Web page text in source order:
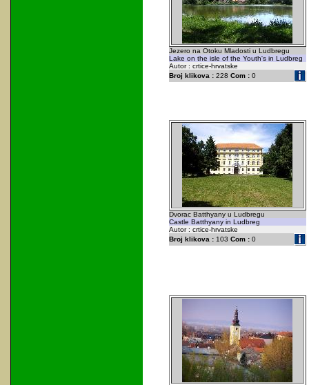
Jezero na Otoku Mladosti u Ludbregu
Lake on the isle of the Youth's in Ludbreg
Autor : crtice-hrvatske
Broj klikova :228 Com :0
Dvorac Batthyany u Ludbregu
Castle Batthyany in Ludbreg
Autor : crtice-hrvatske
Broj klikova :103 Com :0